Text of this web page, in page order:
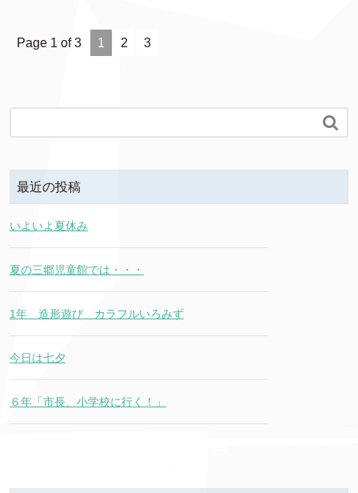
Page 1 of 3 1 2 3

最近の投稿
いよいよ夏休み
夏の三郷児童館では・・・
1年 造形遊び カラフルいろみず
今日は七夕
６年「市長、小学校に行く！」